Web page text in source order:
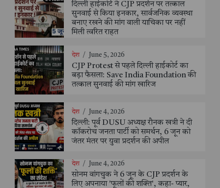
दिल्ली हाईकोर्ट ने CJP प्रदर्शन पर तत्काल
सुनवाई से किया इनकार, सार्वजनिक व्यवस्था
बनाए रखने की मांग वाली याचिका पर नहीं
मिली त्वरित राहत
देश / June 5, 2026
CJP Protest से पहले दिल्ली हाईकोर्ट का
बड़ा फैसला: Save India Foundation की
तत्काल सुनवाई की मांग खारिज
देश / June 4, 2026
दिल्ली: पूर्व DUSU अध्यक्ष रौनक खत्री ने दी
कॉकरोच जनता पार्टी को समर्थन, 6 जून को
जंतर मंतर पर युवा प्रदर्शन की अपील
देश / June 4, 2026
सोनम वांगचुक ने 6 जून के CJP प्रदर्शन के
लिए अपनाया 'फूलों की शक्ति', कहा- प्यार,